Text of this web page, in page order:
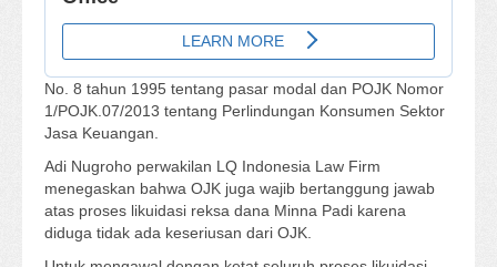
No. 8 tahun 1995 tentang pasar modal dan POJK Nomor
1/POJK.07/2013 tentang Perlindungan Konsumen Sektor
Jasa Keuangan.
Adi Nugroho perwakilan LQ Indonesia Law Firm
menegaskan bahwa OJK juga wajib bertanggung jawab
atas proses likuidasi reksa dana Minna Padi karena
diduga tidak ada keseriusan dari OJK.